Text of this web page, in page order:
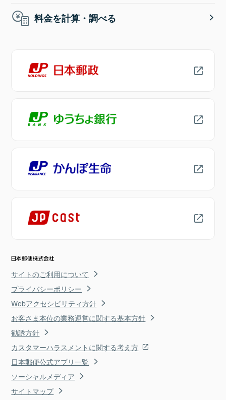
料金を計算・調べる
サイトのご利用について
プライバシーポリシー
Webアクセシビリティ方針
お客さま本位の業務運営に関する基本方針
勧誘方針
カスタマーハラスメントに関する考え方
日本郵便公式アプリ一覧
ソーシャルメディア
サイトマップ